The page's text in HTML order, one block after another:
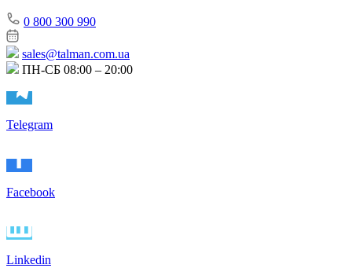
0 800 300 990
sales@talman.com.ua
ПН-СБ 08:00 – 20:00
Telegram
Facebook
Linkedin